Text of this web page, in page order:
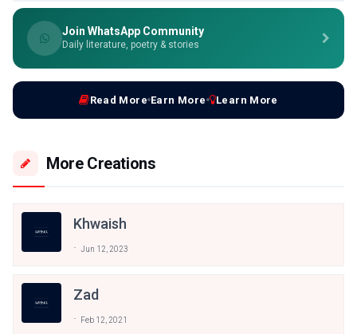
Join WhatsApp Community
Daily literature, poetry & stories
Read More Earn More Learn More
More Creations
Khwaish
Jun 12, 2023
Zad
Feb 12, 2021